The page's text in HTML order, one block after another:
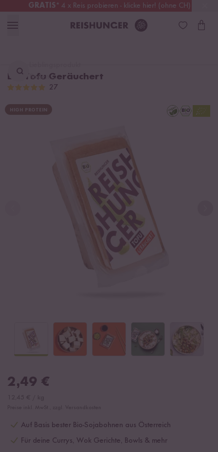
GRATIS* 4 x Reis probieren - klicke hier! (ohne CH)
Österreich Kostenloser Versand
finden ...
Bio Tofu Geräuchert
27
HIGH PROTEIN
2,49 €
Auf Basis bester Bio-Sojabohnen aus Österreich
Für deine Currys, Wok Gerichte, Bowls & mehr